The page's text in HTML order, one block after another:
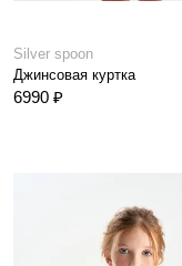
Silver spoon
Джинсовая куртка
6990 ₽